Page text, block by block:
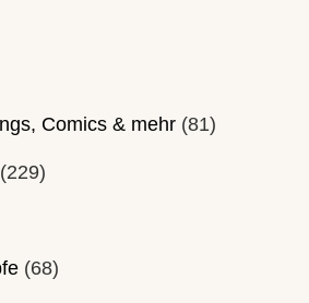
Comics & mehr (81)
(229)
(68)